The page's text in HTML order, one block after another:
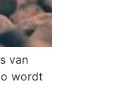
van
wordt